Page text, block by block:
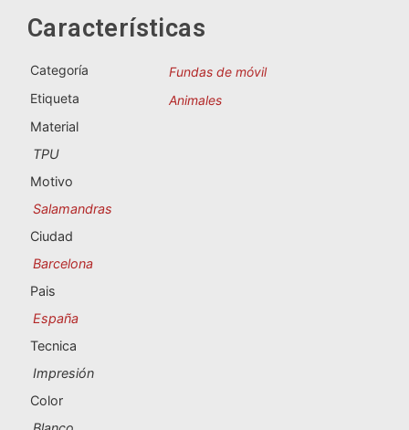
Souvenirs de Portugal
Souvenirs personalizados
A Coruña
Alicante
Barcelona
Características
Categoría
Fundas de móvil
Etiqueta
Animales
Material
TPU
Motivo
Salamandras
Ciudad
Barcelona
Pais
España
Tecnica
Impresión
Color